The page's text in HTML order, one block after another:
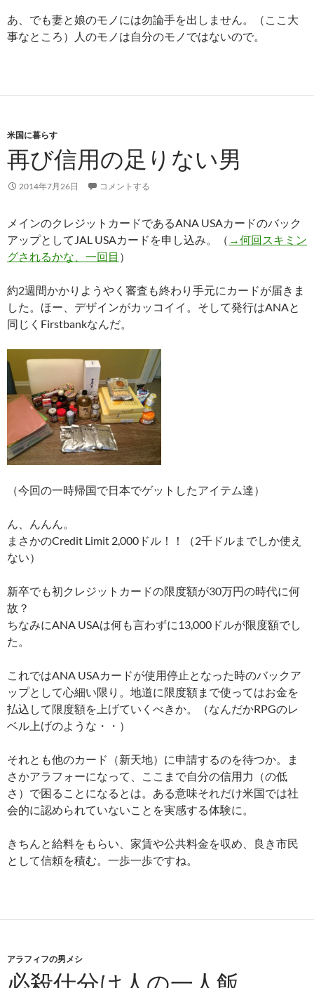
あ、でも妻と娘のモノには勿論手を出しません。（ここ大
事なところ）人のモノは自分のモノではないので。
米国に暮らす
再び信用の足りない男
2014年7月26日 コメントする
メインのクレジットカードであるANA USAカードのバック
アップとしてJAL USAカードを申し込み。（ →何回スキミン
グされるかな、一回目 ）
約2週間かかりようやく審査も終わり手元にカードが届きま
した。ほー、デザインがカッコイイ。そして発行はANAと
同じくFirstbankなんだ。
（今回の一時帰国で日本でゲットしたアイテム達）
ん、んんん。
まさかのCredit Limit 2,000ドル！！（2千ドルまでしか使え
ない）
新卒でも初クレジットカードの限度額が30万円の時代に何
故？
ちなみにANA USAは何も言わずに13,000ドルが限度額でし
た。
これではANA USAカードが使用停止となった時のバックア
ップとして心細い限り。地道に限度額まで使ってはお金を
払込して限度額を上げていくべきか。（なんだかRPGのレ
ベル上げのような・・）
それとも他のカード（新天地）に申請するのを待つか。ま
さかアラフォーになって、ここまで自分の信用力（の低
さ）で困ることになるとは。ある意味それだけ米国では社
会的に認められていないことを実感する体験に。
きちんと給料をもらい、家賃や公共料金を収め、良き市民
として信頼を積む。一歩一歩ですね。
アラフィフの男メシ